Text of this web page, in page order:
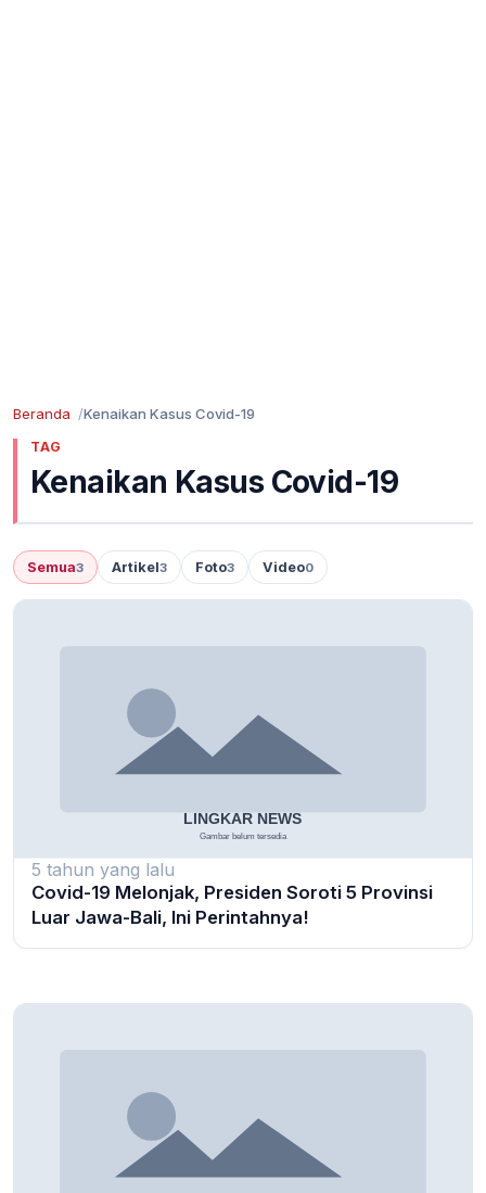
Beranda Kenaikan Kasus Covid-19
TAG
Kenaikan Kasus Covid-19
Semua3 Artikel3 Foto3 Video0
5 tahun yang lalu
Covid-19 Melonjak, Presiden Soroti 5 Provinsi
Luar Jawa-Bali, Ini Perintahnya!